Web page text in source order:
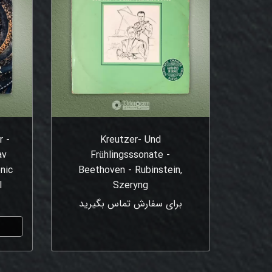
Kreutzer- Und
Frühlingsssonate -
Beethoven - Rubinstein,
Szeryng
برای سفارش تماس بگیرید
-